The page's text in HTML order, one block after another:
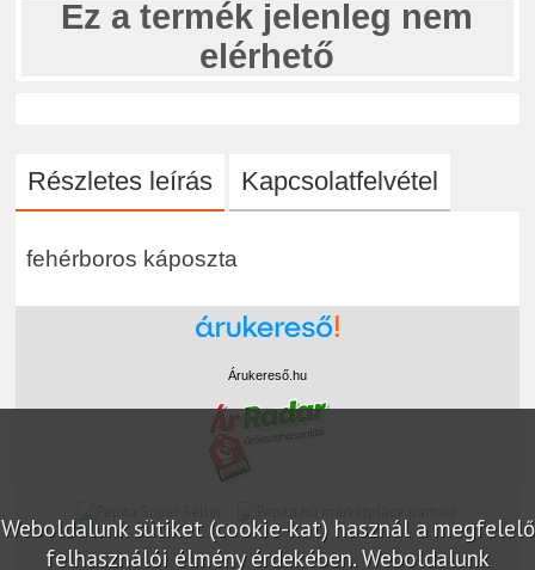
Ez a termék jelenleg nem
elérhető
Részletes leírás Kapcsolatfelvétel
fehérboros káposzta
Weboldalunk sütiket (cookie-kat) használ a megfelelő
felhasználói élmény érdekében. Weboldalunk
Árukereső.hu